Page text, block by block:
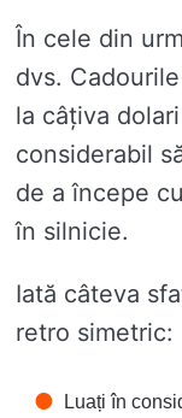
În cele din
dvs.
la câțiva
considerabil
de a începe
în silnicie.
Iată câteva
retro simetric:
Luați în